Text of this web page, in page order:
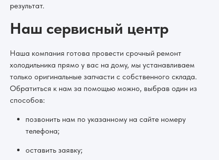
результат.
Наш сервисный центр
Наша компания готова провести срочный ремонт
холодильника прямо у вас на дому, мы устанавливаем
только оригинальные запчасти с собственного склада.
Обратиться к нам за помощью можно, выбрав один из
способов:
позвонить нам по указанному на сайте номеру
телефона;
оставить заявку;